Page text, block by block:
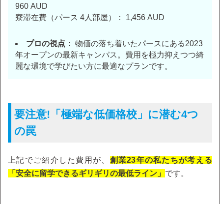
960 AUD
寮滞在費（パース 4人部屋）： 1,456 AUD
プロの視点： 物価の落ち着いたパースにある2023
年オープンの最新キャンパス。費用を極力抑えつつ綺
麗な環境で学びたい方に最適なプランです。
要注意!「極端な低価格校」に潜む4つ
の罠
上記でご紹介した費用が、 創業23年の私たちが考える
「安全に留学できるギリギリの最低ライン」 です。